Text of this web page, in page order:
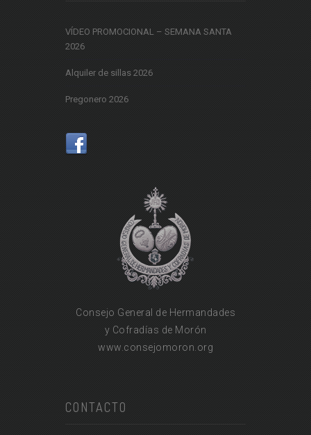
VÍDEO PROMOCIONAL – SEMANA SANTA
2026
Alquiler de sillas 2026
Pregonero 2026
Consejo General de Hermandades
y Cofradías de Morón
www.consejomoron.org
CONTACTO